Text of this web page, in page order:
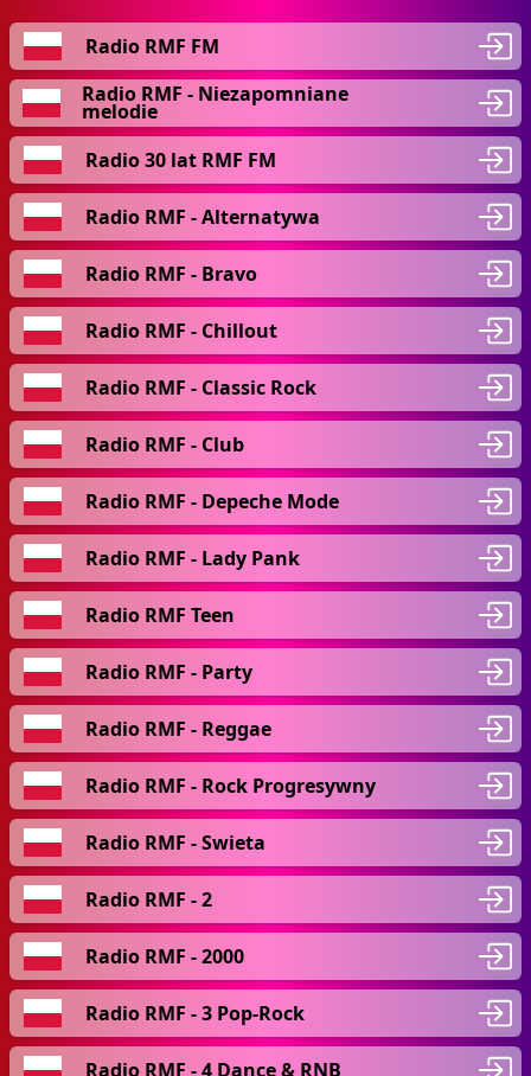
Radio RMF FM
Radio RMF - Niezapomniane
melodie
Radio 30 lat RMF FM
Radio RMF - Alternatywa
Radio RMF - Bravo
Radio RMF - Chillout
Radio RMF - Classic Rock
Radio RMF - Club
Radio RMF - Depeche Mode
Radio RMF - Lady Pank
Radio RMF Teen
Radio RMF - Party
Radio RMF - Reggae
Radio RMF - Rock Progresywny
Radio RMF - Swieta
Radio RMF - 2
Radio RMF - 2000
Radio RMF - 3 Pop-Rock
Radio RMF - 4 Dance & RNB